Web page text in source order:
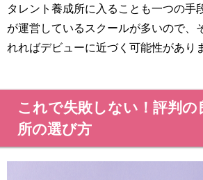
タレント養成所に入ることも一つの手
が運営しているスクールが多いので、
れればデビューに近づく可能性があり
これで失敗しない！評判の
所の選び方